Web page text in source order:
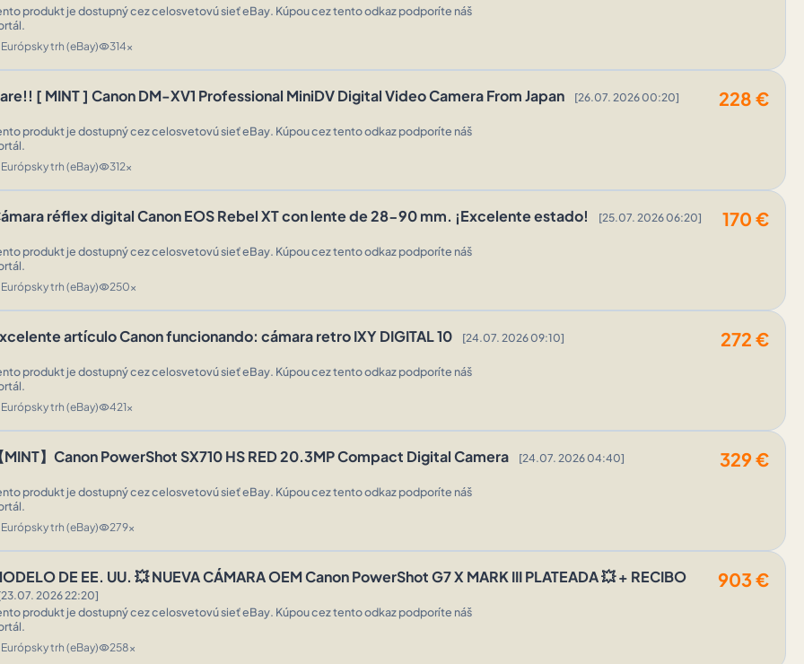
produkt je dostupný cez celosvetovú sieť eBay. Kúpou cez tento odkaz podporíte náš
Európsky trh (eBay)visibility314x
[ MINT ] Canon DM-XV1 Professional MiniDV Digital Video Camera From Japan [26.07. 2026 00:20] 228 €
produkt je dostupný cez celosvetovú sieť eBay. Kúpou cez tento odkaz podporíte náš
Európsky trh (eBay)visibility312x
réflex digital Canon EOS Rebel XT con lente de 28-90 mm. ¡Excelente estado! [25.07. 2026 06:20] 170 €
produkt je dostupný cez celosvetovú sieť eBay. Kúpou cez tento odkaz podporíte náš
Európsky trh (eBay)visibility250x
artículo Canon funcionando: cámara retro IXY DIGITAL 10 [24.07. 2026 09:10] 272 €
produkt je dostupný cez celosvetovú sieť eBay. Kúpou cez tento odkaz podporíte náš
Európsky trh (eBay)visibility421x
【MINT】Canon PowerShot SX710 HS RED 20.3MP Compact Digital Camera [24.07. 2026 04:40] 329€
produkt je dostupný cez celosvetovú sieť eBay. Kúpou cez tento odkaz podporíte náš
Európsky trh (eBay)visibility279x
DE EE. UU. 💥 NUEVA CÁMARA OEM Canon PowerShot G7 X MARK III PLATEADA 💥 + RECIBO
2026 22:20]
903€
produkt je dostupný cez celosvetovú sieť eBay. Kúpou cez tento odkaz podporíte náš
Európsky trh (eBay)visibility258x